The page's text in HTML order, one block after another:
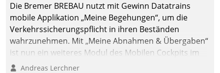
Die Bremer BREBAU nutzt mit Gewinn Datatrains
mobile Applikation „Meine Begehungen“, um die
Verkehrssicherungspflicht in ihren Beständen
wahrzunehmen. Mit „Meine Abnahmen & Übergaben“
ist nun ein weiteres Modul des Mobilen Cockpits im
Einsatz.
Andreas Lerchner